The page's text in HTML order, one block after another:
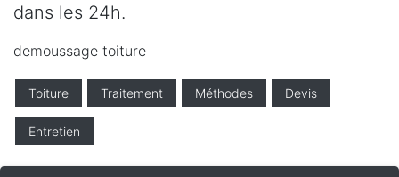
dans les 24h.
demoussage toiture
Toiture Traitement Méthodes Devis
Entretien